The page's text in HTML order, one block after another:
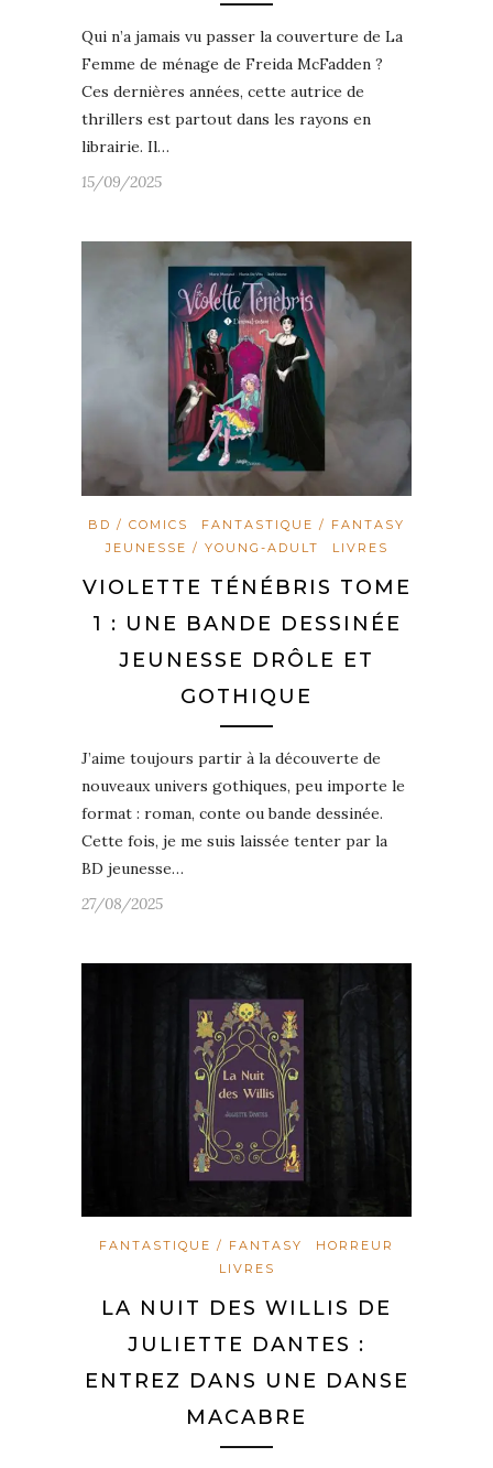
Qui n’a jamais vu passer la couverture de La
Femme de ménage de Freida McFadden ?
Ces dernières années, cette autrice de
thrillers est partout dans les rayons en
librairie. Il…
15/09/2025
BD / COMICS
FANTASTIQUE / FANTASY
JEUNESSE / YOUNG-ADULT
LIVRES
VIOLETTE TÉNÉBRIS TOME
1 : UNE BANDE DESSINÉE
JEUNESSE DRÔLE ET
GOTHIQUE
J’aime toujours partir à la découverte de
nouveaux univers gothiques, peu importe le
format : roman, conte ou bande dessinée.
Cette fois, je me suis laissée tenter par la
BD jeunesse…
27/08/2025
FANTASTIQUE / FANTASY
HORREUR
LIVRES
LA NUIT DES WILLIS DE
JULIETTE DANTES :
ENTREZ DANS UNE DANSE
MACABRE